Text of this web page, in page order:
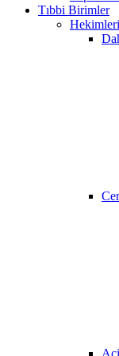
Tıbbi Birimler